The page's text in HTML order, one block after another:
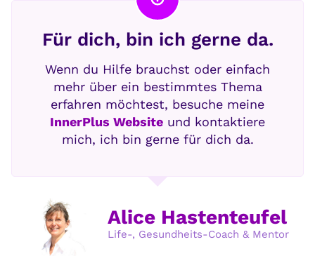
Für dich, bin ich gerne da.
Wenn du Hilfe brauchst oder einfach
mehr über ein bestimmtes Thema
erfahren möchtest, besuche meine
InnerPlus Website und kontaktiere
mich, ich bin gerne für dich da.
Alice Hastenteufel
Life-, Gesundheits-Coach & Mentor